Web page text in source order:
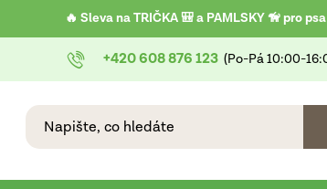
🔥 Sleva na TRIČKA 🎒 a PAMLSKY 🦮 pro psa
+420 608 876 123